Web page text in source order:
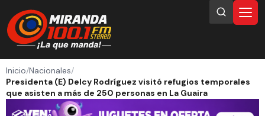
Inicio/Nacionales/
Presidenta (E) Delcy Rodríguez visitó refugios temporales
que asisten a más de 250 personas en La Guaira